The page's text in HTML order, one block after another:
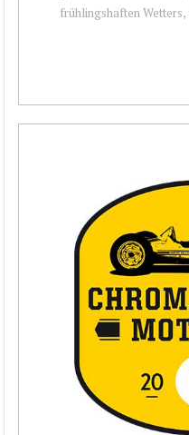
frühlingshaften Wetters,